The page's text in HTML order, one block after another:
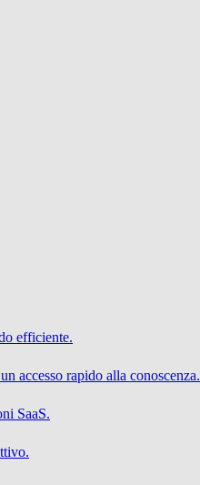
efficiente.
accesso rapido alla conoscenza.
SaaS.